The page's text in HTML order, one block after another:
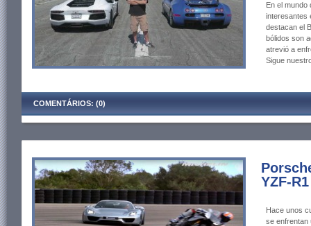
En el mundo
interesantes
destacan el
bólidos son
atrevió a
Sigue
COMENTÁRIOS: (0)
YZF-
Hace unos
se enfrentan